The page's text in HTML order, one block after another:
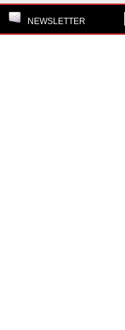
NEWSLETTER